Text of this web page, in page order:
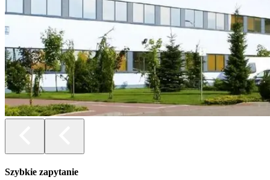
Szybkie zapytanie